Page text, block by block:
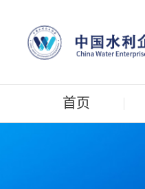
首页